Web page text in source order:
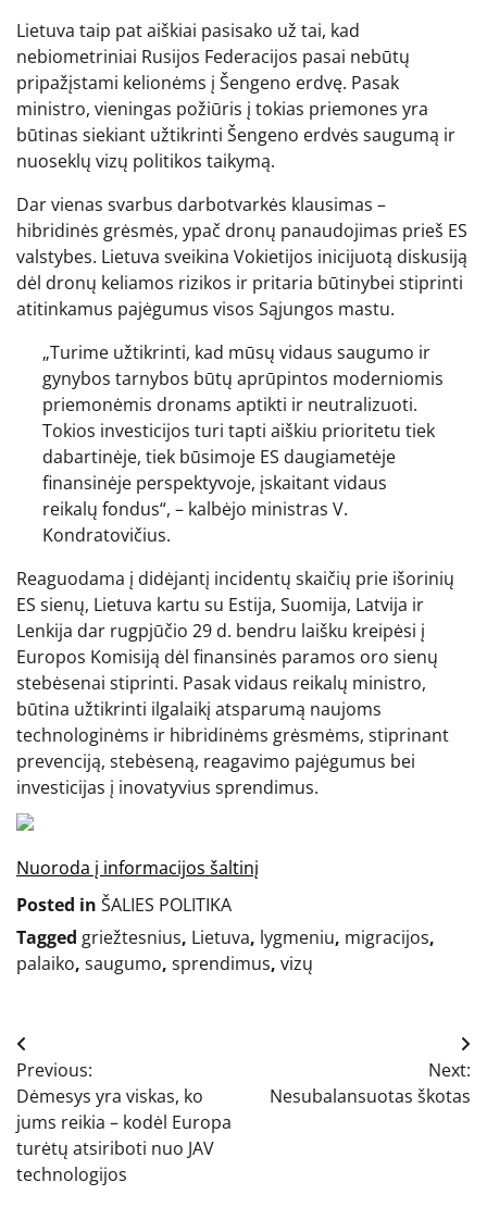
Lietuva taip pat aiškiai pasisako už tai, kad
nebiometriniai Rusijos Federacijos pasai nebūtų
pripažįstami kelionėms į Šengeno erdvę. Pasak
ministro, vieningas požiūris į tokias priemones yra
būtinas siekiant užtikrinti Šengeno erdvės saugumą ir
nuoseklų vizų politikos taikymą.
Dar vienas svarbus darbotvarkės klausimas –
hibridinės grėsmės, ypač dronų panaudojimas prieš ES
valstybes. Lietuva sveikina Vokietijos inicijuotą diskusiją
dėl dronų keliamos rizikos ir pritaria būtinybei stiprinti
atitinkamus pajėgumus visos Sąjungos mastu.
„Turime užtikrinti, kad mūsų vidaus saugumo ir
gynybos tarnybos būtų aprūpintos moderniomis
priemonėmis dronams aptikti ir neutralizuoti.
Tokios investicijos turi tapti aiškiu prioritetu tiek
dabartinėje, tiek būsimoje ES daugiametėje
finansinėje perspektyvoje, įskaitant vidaus
reikalų fondus“, – kalbėjo ministras V.
Kondratovičius.
Reaguodama į didėjantį incidentų skaičių prie išorinių
ES sienų, Lietuva kartu su Estija, Suomija, Latvija ir
Lenkija dar rugpjūčio 29 d. bendru laišku kreipėsi į
Europos Komisiją dėl finansinės paramos oro sienų
stebėsenai stiprinti. Pasak vidaus reikalų ministro,
būtina užtikrinti ilgalaikį atsparumą naujoms
technologinėms ir hibridinėms grėsmėms, stiprinant
prevenciją, stebėseną, reagavimo pajėgumus bei
investicijas į inovatyvius sprendimus.
Nuoroda į informacijos šaltinį
Posted in ŠALIES POLITIKA
Tagged griežtesnius, Lietuva, lygmeniu, migracijos,
palaiko, saugumo, sprendimus, vizų
Navigacija
tarp
įrašų
Previous:
Dėmesys yra viskas, ko
jums reikia – kodėl Europa
turėtų atsiriboti nuo JAV
technologijos
Next:
Nesubalansuotas škotas